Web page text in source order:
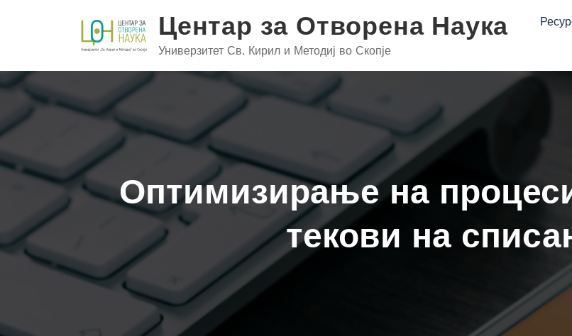
Центар за Отворена Наука
Универзитет Св. Кирил и Методиј во Скопје
Оптимизирање на
текови на